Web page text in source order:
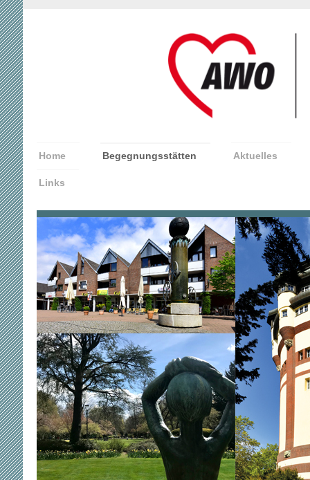
Home Begegnungsstätten Aktuelles
Links